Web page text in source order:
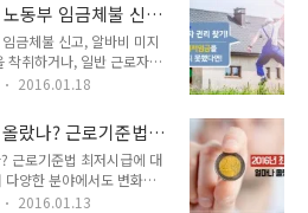
동부 임금체불 신
은?
금체불 신고, 알바비 미지
착취하거나, 일반 근로자의
나타나고 있습니다. 일부
을 주지않는 경우를 볼 수
정규직 등을 악용하는 소위
최소한의 대응을 위해 국가
준법이 있습니다. 혹시 최
? 어떻게 해결해야 할 지
2016.01.18
랐나? 근로기준법
근로기준법 최저시급에 대
양한 분야에서도 변화가
대해 알아보려 해요! 그중
2016.01.13